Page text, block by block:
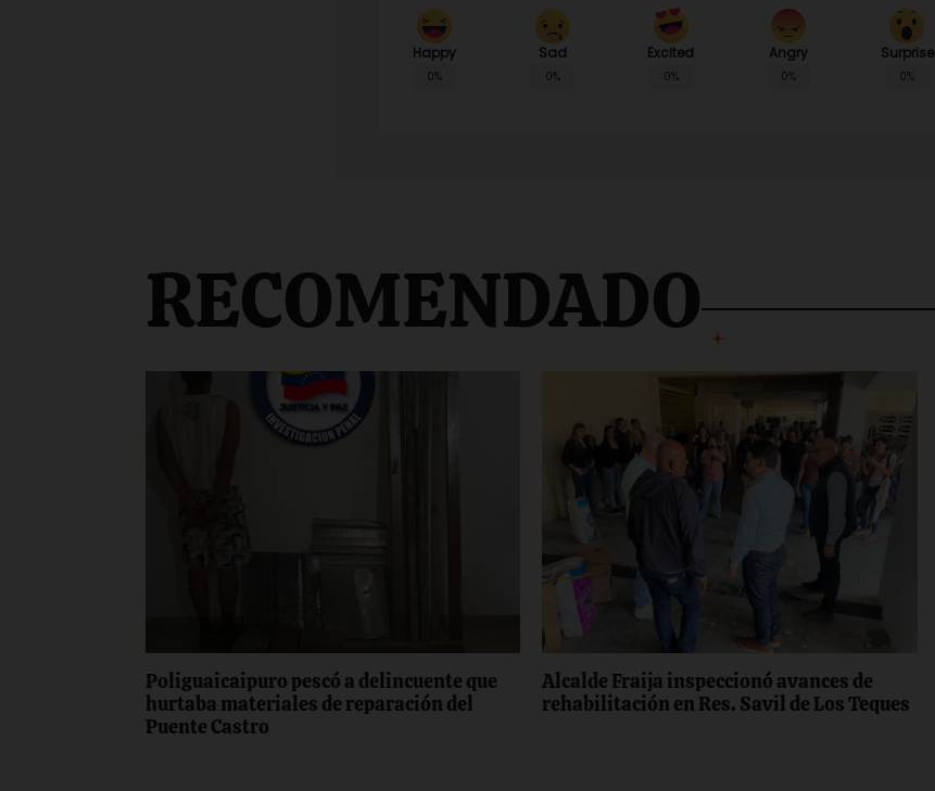
Happy
0%
Sad
0%
Excited
0%
Angry
0%
Surprise
0%
RECOMENDADO
Poliguaicaipuro pescó a delincuente que
hurtaba materiales de reparación del
Puente Castro
Alcalde Fraija inspeccionó avances de
rehabilitación en Res. Savil de Los Teques